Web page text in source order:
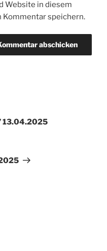
Website in diesem
Kommentar speichern.
13.04.2025